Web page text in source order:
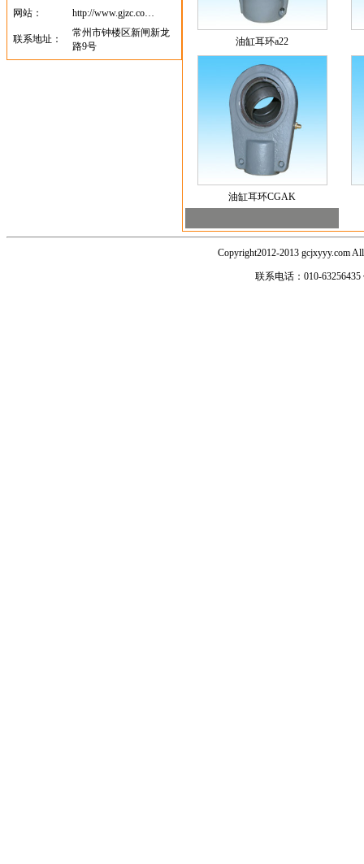
网站：
http://www.gjzc.co…
联系地址：
常州市钟楼区新闸新龙
路9号
油缸耳环a22
油缸耳环CGAK
Copyright2012-2013 gcjxyyy.com
联系电话：010-